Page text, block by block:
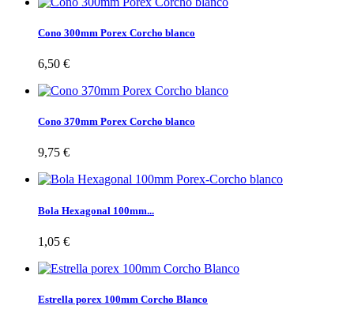
Cono 300mm Porex Corcho blanco
6,50 €
Cono 370mm Porex Corcho blanco
9,75 €
Bola Hexagonal 100mm...
1,05 €
Estrella porex 100mm Corcho Blanco